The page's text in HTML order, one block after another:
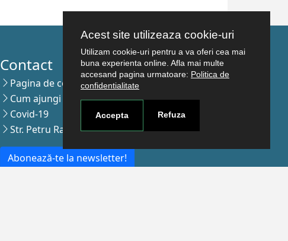
Acest site utilizeaza cookie-uri
Utilizam cookie-uri pentru a va oferi cea mai
buna experienta online. Afla mai multe
accesand pagina urmatoare: Politica de
confidentialitate
Accepta Refuza
Contact
Pagina de contact
Cum ajungi aici
Covid-19
Str. Petru Rareş nr.2, Craiova, 200349
Abonează-te la newsletter!